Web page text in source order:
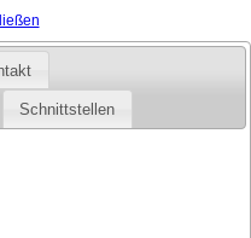
Schnittstellen